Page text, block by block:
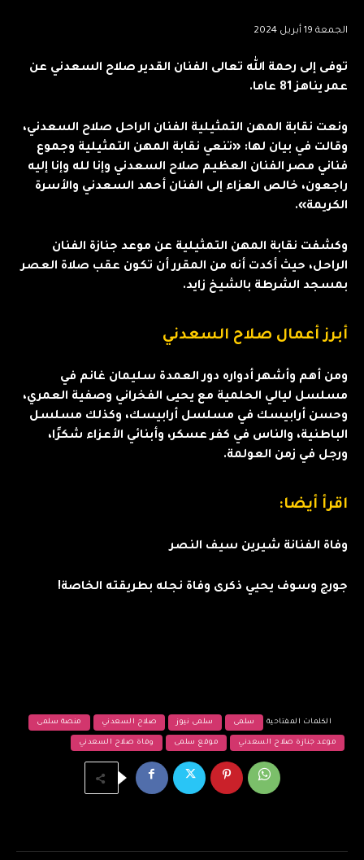
الجمعة 19 أبريل 2024
توفى إلى رحمة الله تعالى الفنان القدير صلاح السعدني عن
عمر يناهز 81 عاما.
ونعت نقابة المهن التمثيلية الفنان الراحل صلاح السعدني،
وقالت في بيان لها: «تنعي نقابة المهن التمثيلية وجموع
فناني مصر الفنان العظيم صلاح السعدني وإنا لله وإنا إليه
راجعون، خالص العزاء إلى الفنان أحمد السعدني والأسرة
الكريمة».
وكشفت نقابة المهن التمثيلية عن موعد جنازة الفنان
الراحل، حيث أكدت أنه من المقرر أن تكون عقب صلاة العصر
بمسجد الشرطة بالشيخ زايد.
أبرز أعمال صلاح السعدني
ومن أهم وأشهر أدواره دور العمدة سليمان غانم في
مسلسل ليالي الحلمية مع يحيى الفخراني وصفية العمري،
وحسن أرابيسك في مسلسل أرابيسك، وكذلك مسلسل
الباطنية، والناس في كفر عسكر، وأبنائي الأعزاء شكرًا،
ورجل في زمن العولمة.
اقرأ أيضا:
وفاة الفنانة شيرين سيف النصر
جورج وسوف يحيي ذكرى وفاة نجله بطريقته الخاصة!
الكلمات المفتاحية سلمى سلمى نيوز صلاح السعدني منصة سلمى
موعد جنازة صلاح السعدني موقع سلمى وفاة صلاح السعدني